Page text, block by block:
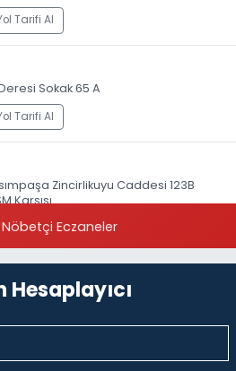
Tarifi Al
Sokak 65 A
Tarifi Al
Zincirlikuyu Caddesi 123B
Karşısı
Tarifi AlEczaneler
Hesaplayıcı